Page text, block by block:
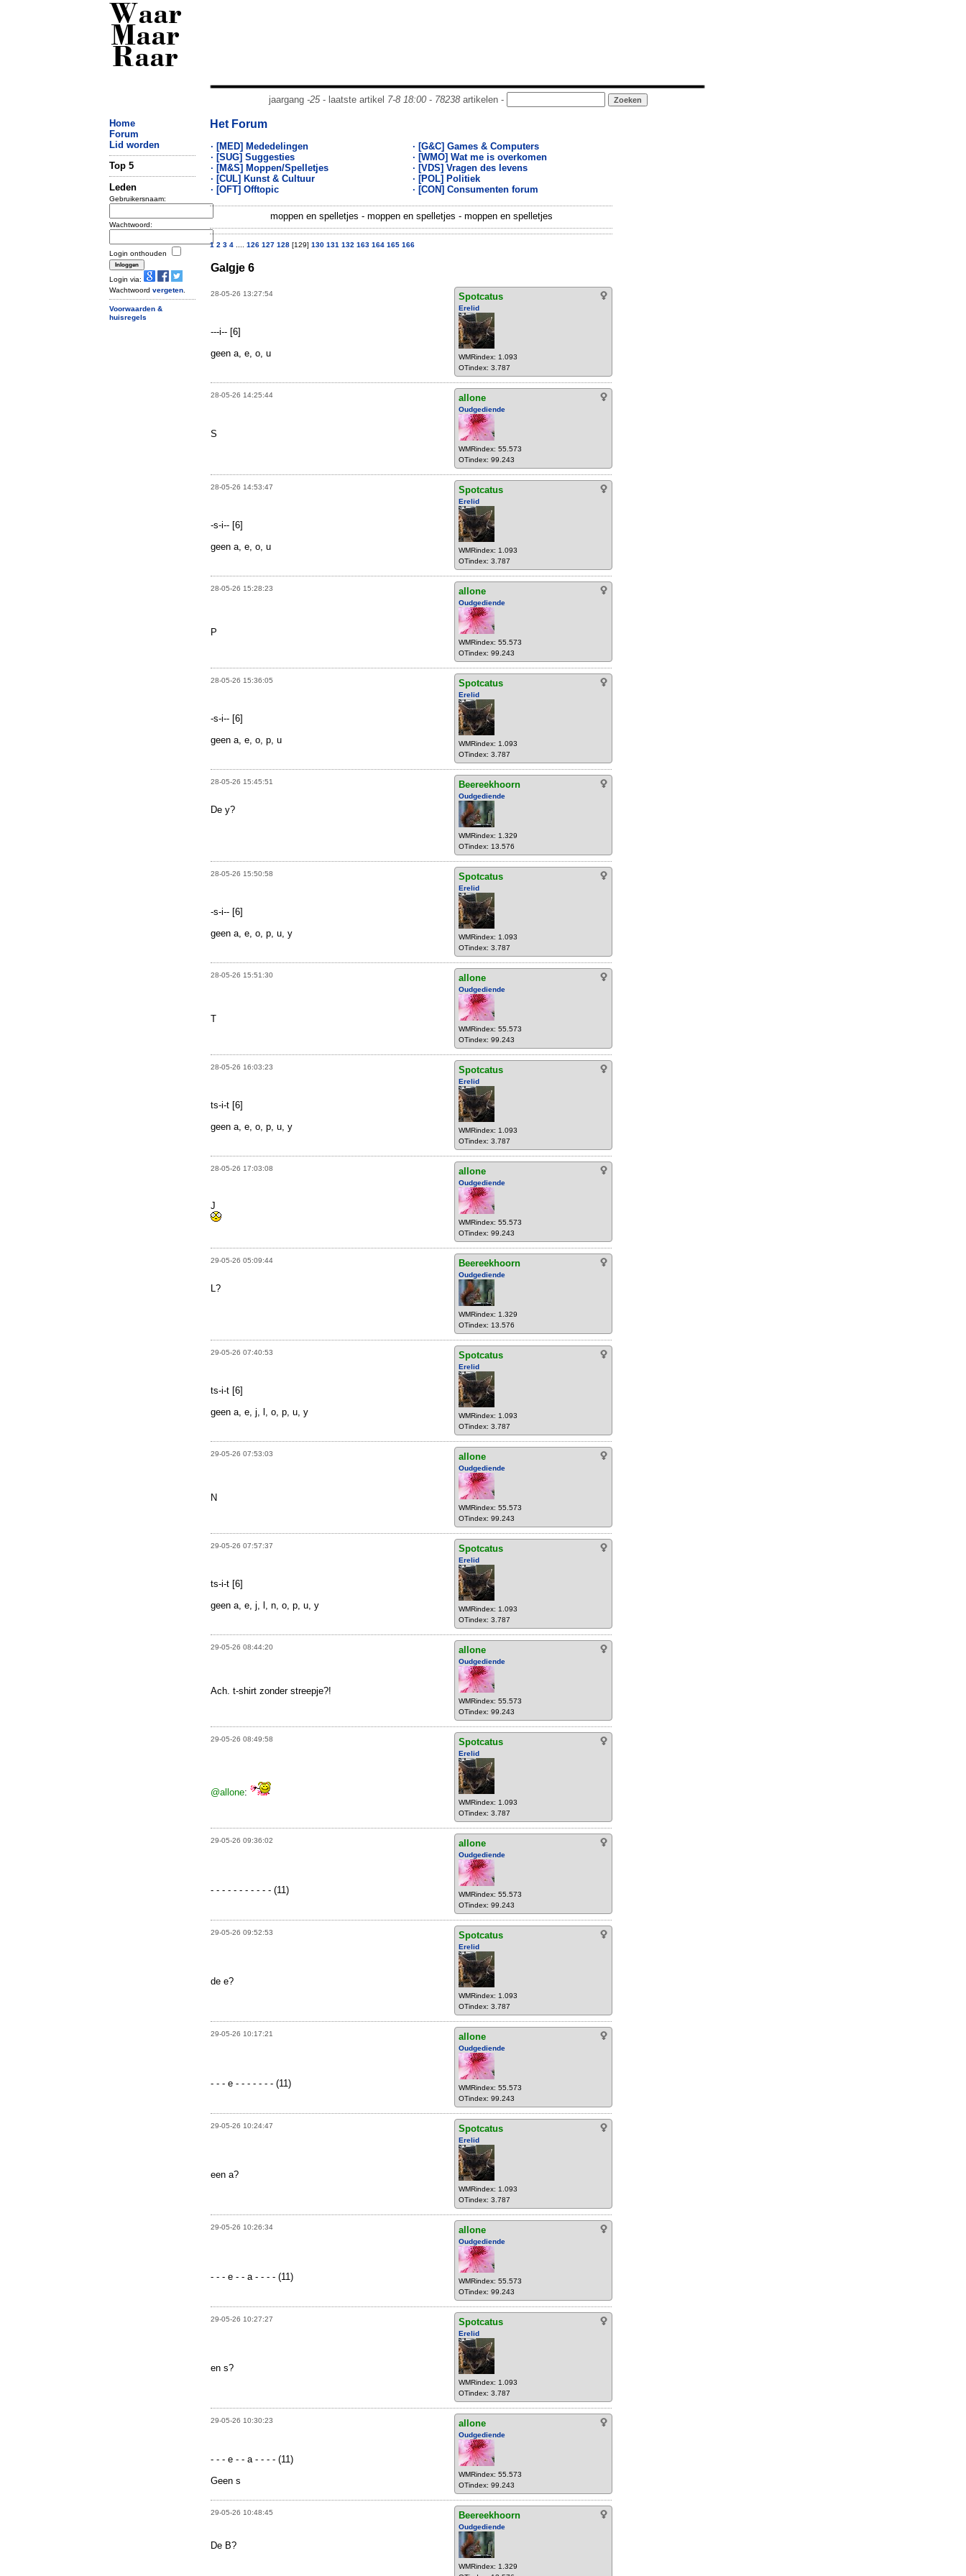
Waar
Maar
Raar
jaargang -25- laatste artikel 7-8 18:00- 78238artikelen -
Home
Forum
Lid worden
Top 5
Leden
Gebruikersnaam:
Wachtwoord:
Login onthouden
Login via:
Wachtwoord vergeten
Voorwaarden &
huisregels
Het Forum
· [MED] Mededelingen
· [SUG] Suggesties
· [M&S] Moppen/Spelletjes
· [CUL] Kunst & Cultuur
· [OFT] Offtopic
· [G&C] Games & Computers
· [WMO] Wat me is overkomen
· [VDS] Vragen des levens
· [POL] Politiek
· [CON] Consumenten forum
moppen en spelletjes - moppen en spelletjes - moppen en spelletjes
1 2 3 4 .... 126 127 128 [129] 130 131 132 163 164 165 166
Galgje 6
28-05-26 13:27:54 Spotcatus
Erelid
WMRindex: 1.093
OTindex: 3.787
---i-- [6]
geen a, e, o, u
28-05-26 14:25:44 allone
Oudgediende
WMRindex: 55.573
OTindex: 99.243
S
28-05-26 14:53:47 Spotcatus
Erelid
WMRindex: 1.093
OTindex: 3.787
-s-i-- [6]
geen a, e, o, u
28-05-26 15:28:23 allone
Oudgediende
WMRindex: 55.573
OTindex: 99.243
P
28-05-26 15:36:05 Spotcatus
Erelid
WMRindex: 1.093
OTindex: 3.787
-s-i-- [6]
geen a, e, o, p, u
28-05-26 15:45:51 Beereekhoorn
Oudgediende
WMRindex: 1.329
OTindex: 13.576
De y?
28-05-26 15:50:58 Spotcatus
Erelid
WMRindex: 1.093
OTindex: 3.787
-s-i-- [6]
geen a, e, o, p, u, y
28-05-26 15:51:30 allone
Oudgediende
WMRindex: 55.573
OTindex: 99.243
T
28-05-26 16:03:23 Spotcatus
Erelid
WMRindex: 1.093
OTindex: 3.787
ts-i-t [6]
geen a, e, o, p, u, y
28-05-26 17:03:08 allone
Oudgediende
WMRindex: 55.573
OTindex: 99.243
J
29-05-26 05:09:44 Beereekhoorn
Oudgediende
WMRindex: 1.329
OTindex: 13.576
L?
29-05-26 07:40:53 Spotcatus
Erelid
WMRindex: 1.093
OTindex: 3.787
ts-i-t [6]
geen a, e, j, l, o, p, u, y
29-05-26 07:53:03 allone
Oudgediende
WMRindex: 55.573
OTindex: 99.243
N
29-05-26 07:57:37 Spotcatus
Erelid
WMRindex: 1.093
OTindex: 3.787
ts-i-t [6]
geen a, e, j, l, n, o, p, u, y
29-05-26 08:44:20 allone
Oudgediende
WMRindex: 55.573
OTindex: 99.243
Ach. t-shirt zonder streepje?!
29-05-26 08:49:58 Spotcatus
Erelid
WMRindex: 1.093
OTindex: 3.787
@allone:
29-05-26 09:36:02 allone
Oudgediende
WMRindex: 55.573
OTindex: 99.243
- - - - - - - - - - - (11)
29-05-26 09:52:53 Spotcatus
Erelid
WMRindex: 1.093
OTindex: 3.787
de e?
29-05-26 10:17:21 allone
Oudgediende
WMRindex: 55.573
OTindex: 99.243
- - - e - - - - - - - (11)
29-05-26 10:24:47 Spotcatus
Erelid
WMRindex: 1.093
OTindex: 3.787
een a?
29-05-26 10:26:34 allone
Oudgediende
WMRindex: 55.573
OTindex: 99.243
- - - e - - a - - - - (11)
29-05-26 10:27:27 Spotcatus
Erelid
WMRindex: 1.093
OTindex: 3.787
en s?
29-05-26 10:30:23 allone
Oudgediende
WMRindex: 55.573
OTindex: 99.243
- - - e - - a - - - - (11)
Geen s
29-05-26 10:48:45 Beereekhoorn
Oudgediende
WMRindex: 1.329
De B?